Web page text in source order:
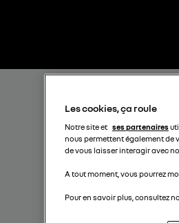
Les cookies, ça roule
Notre site et ses partenaires
nous permettent également de
de vous laisser interagir avec
A tout moment, vous pourrez
Pour en savoir plus, consultez